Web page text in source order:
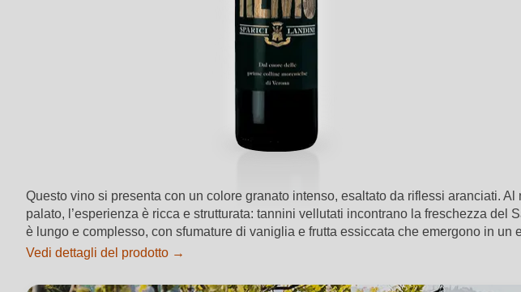
Questo vino si presenta con un colore granato intenso, esaltato da riflessi aranciati.
palato, l’esperienza è ricca e strutturata: tannini vellutati incontrano la freschezza
è lungo e complesso, con sfumature di vaniglia e frutta essiccata che emergono in
Vedi dettagli del prodotto →